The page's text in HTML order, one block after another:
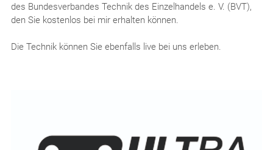
des Bundesverbandes Technik des Einzelhandels e. V. (BVT),
den Sie kostenlos bei mir erhalten können.
Die Technik können Sie ebenfalls live bei uns erleben.